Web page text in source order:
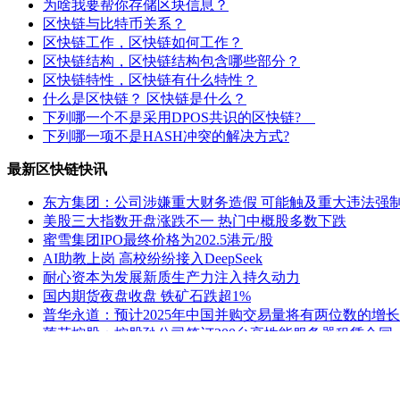
为啥我要帮你存储区块信息？
区快链与比特币关系？
区快链工作，区快链如何工作？
区快链结构，区快链结构包含哪些部分？
区快链特性，区快链有什么特性？
什么是区快链？ 区快链是什么？
下列哪一个不是采用DPOS共识的区快链?
下列哪一项不是HASH冲突的解决方式?
最新区快链快讯
东方集团：公司涉嫌重大财务造假 可能触及重大违法强
美股三大指数开盘涨跌不一 热门中概股多数下跌
蜜雪集团IPO最终价格为202.5港元/股
AI助教上岗 高校纷纷接入DeepSeek
耐心资本为发展新质生产力注入持久动力
国内期货夜盘收盘 铁矿石跌超1%
普华永道：预计2025年中国并购交易量将有两位数的增长
莲花控股：控股孙公司签订200台高性能服务器租赁合同